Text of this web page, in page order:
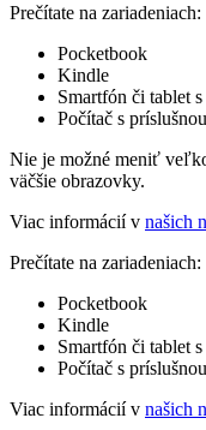
Prečítate na zariadeniach:
Pocketbook
Kindle
Smartfón či tablet
Počítač s
Nie je možné meniť
väčšie obrazovky.
Viac informácií v našich
Prečítate na zariadeniach:
Pocketbook
Kindle
Smartfón či tablet
Počítač s
Viac informácií v našich